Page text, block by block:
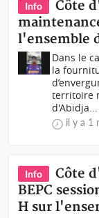
Info
Côte
l'ensemble
Dans le
la
territoire
d'Abidja...
il y a 1
Info
Côte
BEPC
H sur